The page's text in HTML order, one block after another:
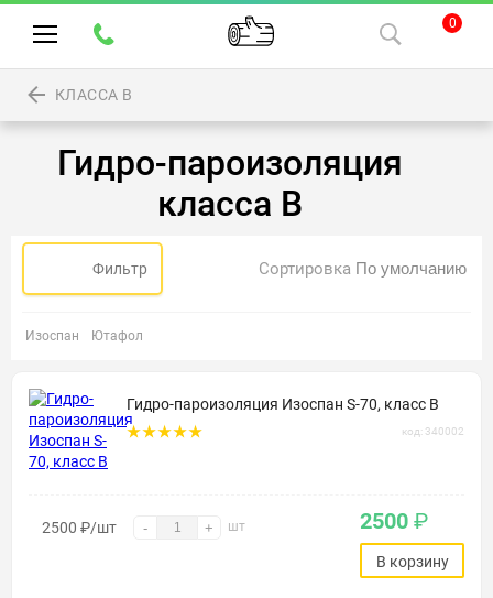
0
КЛАССА B
Гидро-пароизоляция
класса B
Фильтр Сортировка
Изоспан Ютафол
Гидро-пароизоляция Изоспан S-70, класс B
код: 340002
2500 ₽/шт - + шт 2500 ₽
В корзину